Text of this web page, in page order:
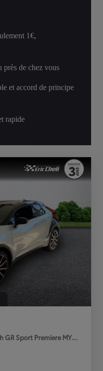
1€,
près de chez vous
et accord de principe
rapide
Sport Premiere MY25